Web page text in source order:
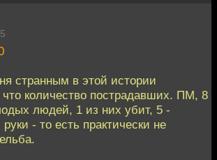
странным в этой истории
что количество пострадавших. ПМ, 8
людей, 1 из них убит, 5 -
- то есть практически не